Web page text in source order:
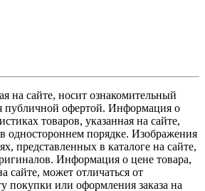
на сайте, носит ознакомительный
публичной офертой. Информация о
товаров, указанная на сайте,
одностороннем порядке. Изображения
представленных в каталоге на сайте,
Информация о цене товара,
сайте, может отличаться от
покупки или оформления заказа на